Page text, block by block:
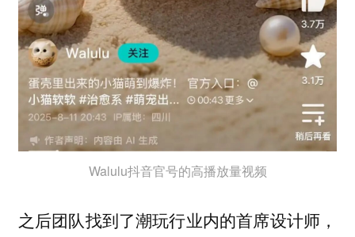
Walulu抖音官号的高播放量视频
之后团队找到了潮玩行业内的首席设计师，